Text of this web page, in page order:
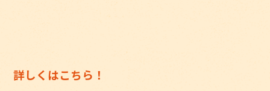
詳しくはこちら！